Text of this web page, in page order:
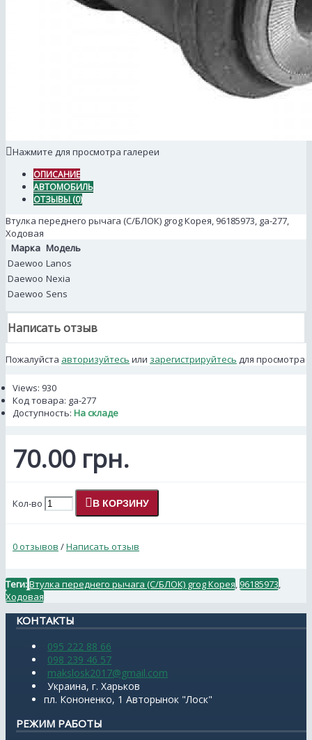
Нажмите для просмотра галереи
ОПИСАНИЕ
АВТОМОБИЛЬ
ОТЗЫВЫ (0)
Втулка переднего рычага (С/БЛОК) grog Корея, 96185973, ga-277,
Ходовая
Марка Модель
Daewoo Lanos
Daewoo Nexia
Daewoo Sens
Написать отзыв
Пожалуйста авторизуйтесь или зарегистрируйтесь для просмотра
Views: 930
Код товара: ga-277
Доступность: На складе
70.00 грн.
Кол-во В КОРЗИНУ
0 отзывов /Написать отзыв
Теги:Втулка переднего рычага (С/БЛОК) grog Корея 96185973
Ходовая
КОНТАКТЫ
095 222 88 66
098 239 46 57
makslosk2017@gmail.com
Украина, г. Харьков
пл. Кононенко, 1 Авторынок "Лоск"
РЕЖИМ РАБОТЫ